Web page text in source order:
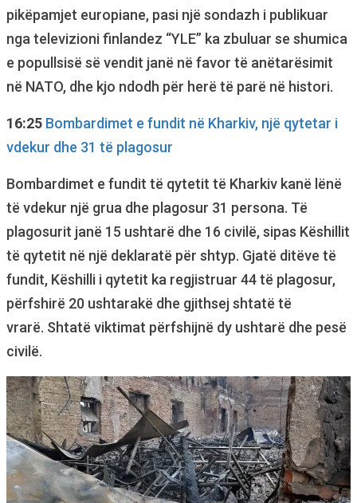
pikëpamjet europiane, pasi një sondazh i publikuar
nga televizioni finlandez “YLE” ka zbuluar se shumica
e popullsisë së vendit janë në favor të anëtarësimit
në NATO, dhe kjo ndodh për herë të parë në histori.
16:25 Bombardimet e fundit në Kharkiv, një qytetar i
vdekur dhe 31 të plagosur
Bombardimet e fundit të qytetit të Kharkiv kanë lënë
të vdekur një grua dhe plagosur 31 persona. Të
plagosurit janë 15 ushtarë dhe 16 civilë, sipas Këshillit
të qytetit në një deklaratë për shtyp. Gjatë ditëve të
fundit, Këshilli i qytetit ka regjistruar 44 të plagosur,
përfshirë 20 ushtarakë dhe gjithsej shtatë të
vrarë. Shtatë viktimat përfshijnë dy ushtarë dhe pesë
civilë.